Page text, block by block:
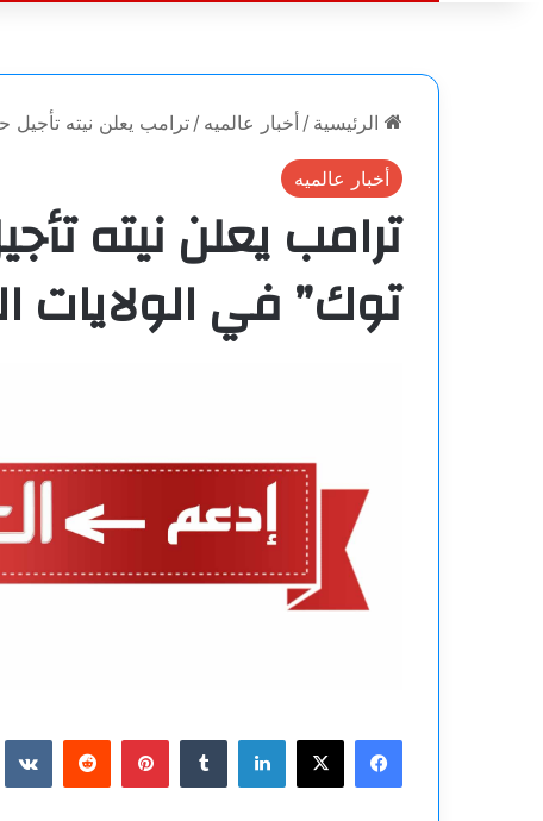
الرئيسية / أخبار عالميه / ترامب يعلن نيته تأجيل
أخبار عالميه
ترامب يعلن نيته
توك” في الولايات
فيسبوك
‫X لينكدإن بينتيريست